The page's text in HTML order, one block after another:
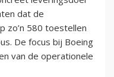
dat de
zo’n 580 toestellen
De focus bij Boeing
van de operationele